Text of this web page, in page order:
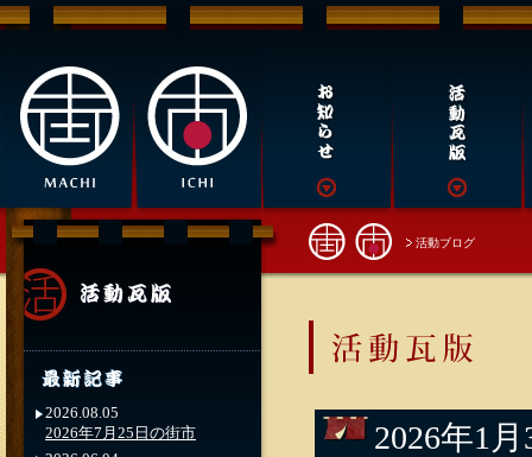
活動ブログ
2026年1
2026.08.05
2026年7月25日の街市